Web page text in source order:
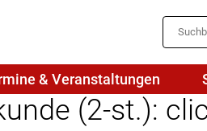
& Veranstaltungen
(2-st.):